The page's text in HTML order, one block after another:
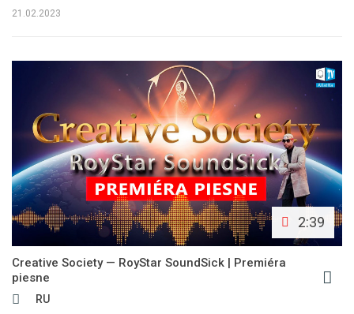
21.02.2023
2:39
Creative Society — RoyStar SoundSick | Premiéra
piesne
RU